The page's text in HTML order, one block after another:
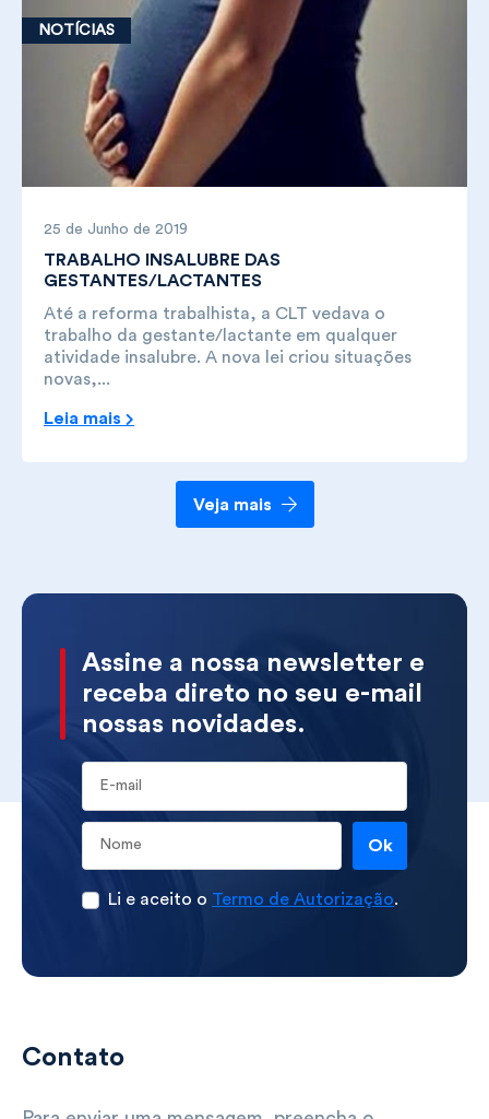
NOTÍCIAS
25 de Junho de 2019
TRABALHO INSALUBRE DAS
GESTANTES/LACTANTES
Até a reforma trabalhista, a CLT vedava o
trabalho da gestante/lactante em qualquer
atividade insalubre. A nova lei criou situações
novas,...
Leia mais
Veja mais
Assine a nossa newsletter e
receba direto no seu e-mail
nossas novidades.
Ok
Li e aceito o Termo de Autorização.
Contato